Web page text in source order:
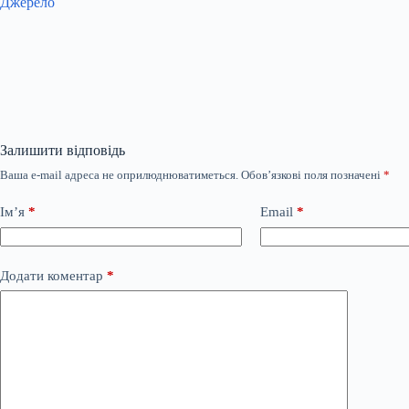
Залишити відповідь
Ваша e-mail адреса не оприлюднюватиметься. Обов’язкові поля позначені *
Ім’я * Email *
Додати коментар *